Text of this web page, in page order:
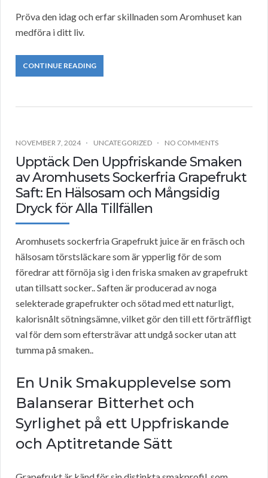
Pröva den idag och erfar skillnaden som Aromhuset kan
medföra i ditt liv.
CONTINUE READING
NOVEMBER 7, 2024 UNCATEGORIZED NO COMMENTS
Upptäck Den Uppfriskande Smaken
av Aromhusets Sockerfria Grapefrukt
Saft: En Hälsosam och Mångsidig
Dryck för Alla Tillfällen
Aromhusets sockerfria Grapefrukt juice är en fräsch och
hälsosam törstsläckare som är ypperlig för de som
föredrar att förnöja sig i den friska smaken av grapefrukt
utan tillsatt socker.. Saften är producerad av noga
selekterade grapefrukter och sötad med ett naturligt,
kalorisnålt sötningsämne, vilket gör den till ett förträffligt
val för dem som eftersträvar att undgå socker utan att
tumma på smaken..
En Unik Smakupplevelse som
Balanserar Bitterhet och
Syrlighet på ett Uppfriskande
och Aptitretande Sätt